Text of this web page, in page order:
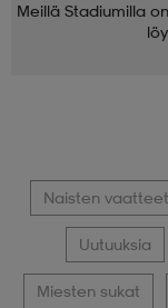
Meillä Stadiumilla
Naisten vaatteet
Uutuuksia
Miesten sukat